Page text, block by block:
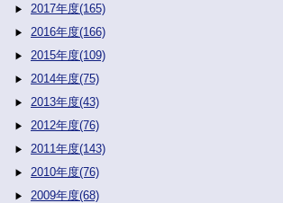
2017年度(165)
2016年度(166)
2015年度(109)
2014年度(75)
2013年度(43)
2012年度(76)
2011年度(143)
2010年度(76)
2009年度(68)